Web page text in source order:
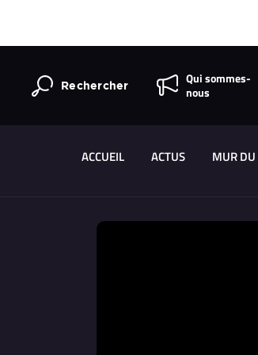
Rechercher
Qui sommes-
nous
ACCUEIL ACTUS MUR DU